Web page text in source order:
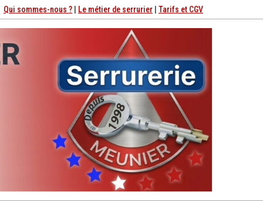
Qui sommes-nous ? Le métier de serrurier Tarifs et CGV